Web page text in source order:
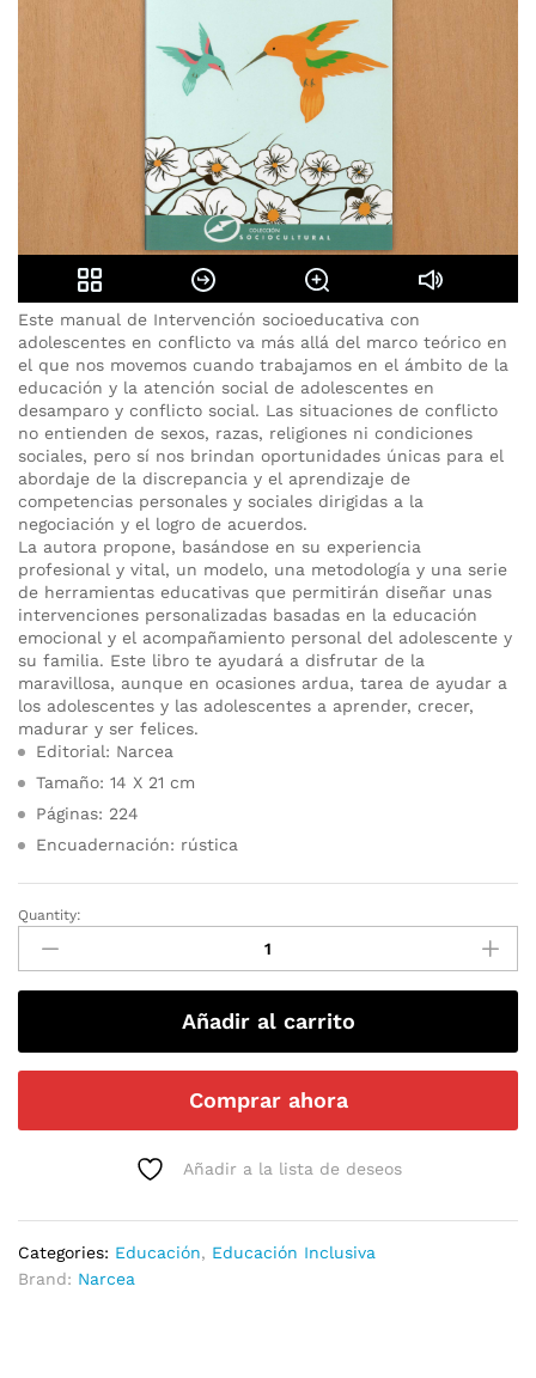
Este manual de Intervención socioeducativa con
adolescentes en conflicto va más allá del marco teórico en
el que nos movemos cuando trabajamos en el ámbito de la
educación y la atención social de adolescentes en
desamparo y conflicto social. Las situaciones de conflicto
no entienden de sexos, razas, religiones ni condiciones
sociales, pero sí nos brindan oportunidades únicas para el
abordaje de la discrepancia y el aprendizaje de
competencias personales y sociales dirigidas a la
negociación y el logro de acuerdos.
La autora propone, basándose en su experiencia
profesional y vital, un modelo, una metodología y una serie
de herramientas educativas que permitirán diseñar unas
intervenciones personalizadas basadas en la educación
emocional y el acompañamiento personal del adolescente y
su familia. Este libro te ayudará a disfrutar de la
maravillosa, aunque en ocasiones ardua, tarea de ayudar a
los adolescentes y las adolescentes a aprender, crecer,
madurar y ser felices.
Editorial: Narcea
Tamaño: 14 X 21 cm
Páginas: 224
Encuadernación: rústica
Quantity:
Añadir al carrito
Comprar ahora
Añadir a la lista de deseos
Categories: Educación, Educación Inclusiva
Brand: Narcea